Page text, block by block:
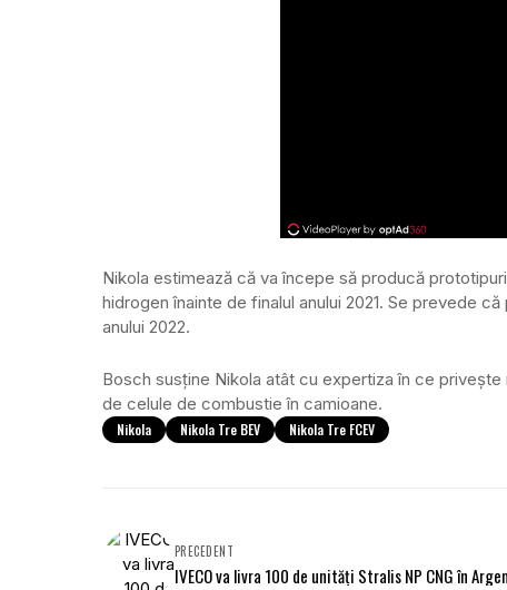
Nikola estimează că va începe să producă
hidrogen înainte de finalul anului 2021. Se prevede
anului 2022.
Bosch susține Nikola atât cu expertiza în ce
de celule de combustie în camioane.
Nikola Nikola Tre BEV Nikola Tre FCEV
PRECEDENT
IVECO va livra 100 de unități Stralis NP CNG în